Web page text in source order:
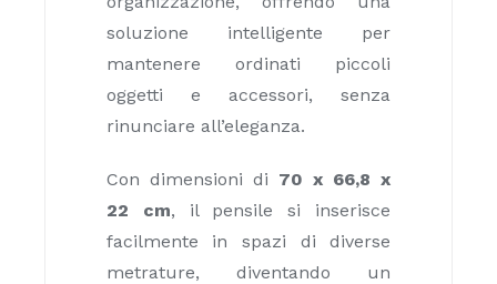
soluzione intelligente per
mantenere ordinati piccoli
oggetti e accessori, senza
rinunciare all’eleganza.
Con dimensioni di 70 x 66,8 x
22 cm, il pensile si inserisce
facilmente in spazi di diverse
metrature, diventando un